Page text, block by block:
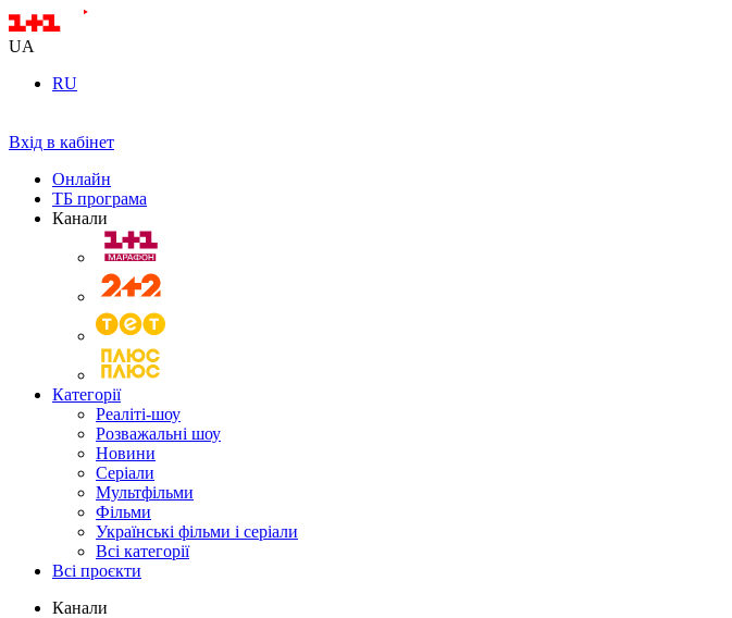
UA
RU
Вхід в кабінет
Онлайн
ТБ програма
Канали
Категорії
Реаліті-шоу
Розважальні шоу
Новини
Серіали
Мультфільми
Фільми
Українські фільми і серіали
Всі категорії
Всі проєкти
Канали